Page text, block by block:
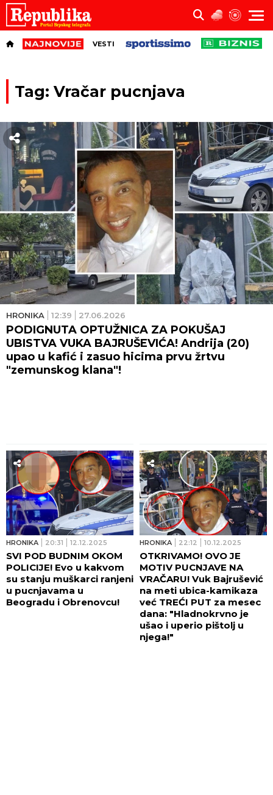
VESTI
Tag: Vračar pucnjava
HRONIKA 12:39 27.06.2026
PODIGNUTA OPTUŽNICA ZA POKUŠAJ
UBISTVA VUKA BAJRUŠEVIĆA! Andrija (20)
upao u kafić i zasuo hicima prvu žrtvu
"zemunskog klana"!
HRONIKA 20:31 12.12.2025
SVI POD BUDNIM OKOM
POLICIJE! Evo u kakvom
su stanju muškarci ranjeni
u pucnjavama u
Beogradu i Obrenovcu!
HRONIKA 22:12 10.12.2025
OTKRIVAMO! OVO JE
MOTIV PUCNJAVE NA
VRAČARU! Vuk Bajrušević
na meti ubica-kamikaza
već TREĆI PUT za mesec
dana: "Hladnokrvno je
ušao i uperio pištolj u
njega!"